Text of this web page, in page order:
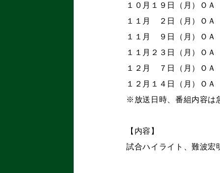
１０月１９日（月）Ｏ
１１月 ２日（月）Ｏ
１１月 ９日（月）Ｏ
１１月２３日（月）Ｏ
１２月 ７日（月）Ｏ
１２月１４日（月）Ｏ
※放送日時、番組内容は
【内容】
試合ハイライト、難波宏